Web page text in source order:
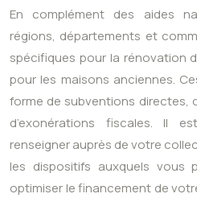
En complément des aides
régions, départements et
spécifiques pour la rénovation
pour les maisons anciennes.
forme de subventions directes,
d’exonérations fiscales. Il
renseigner auprès de votre
les dispositifs auxquels vous
optimiser le financement de